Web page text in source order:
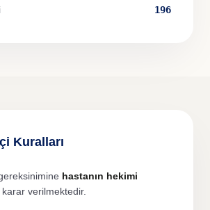
196
Kuralları
hastanın hekimi
verilmektedir.